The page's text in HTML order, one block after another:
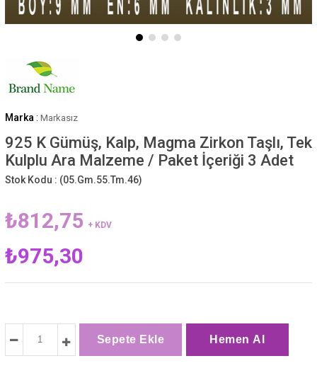
Marka : Markasız
925 K Gümüş, Kalp, Magma Zirkon Taşlı, Tek
Kulplu Ara Malzeme / Paket İçeriği 3 Adet
Stok Kodu : (05.Gm.55.Tm.46)
₺812,75 + KDV
₺975,30